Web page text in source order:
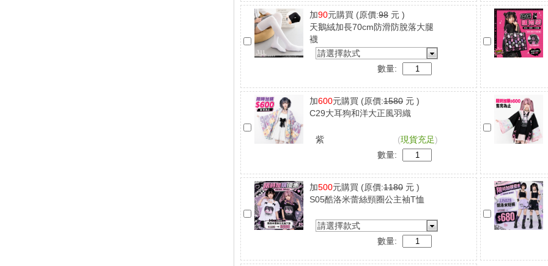
加90元購買 (原價:98 元 )
天鵝絨加長70cm防滑防脫落大腿
襪
請選擇款式
數量:
加600元購買 (原價:1580 元 )
C29大耳狗和洋大正風羽織
紫 (現貨充足)
數量:
加500元購買 (原價:1180 元 )
S05酷洛米蕾絲頸圈公主袖T恤
請選擇款式
數量: